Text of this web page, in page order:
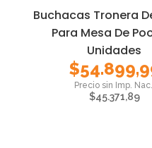
Buchacas Tronera
Para Mesa De
Unidades
$
$45.371,89